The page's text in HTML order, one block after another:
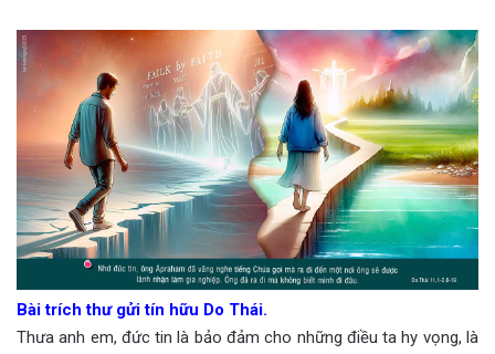
Bài trích thư gửi tín hữu Do Thái.
Thưa anh em, đức tin là bảo đảm cho những điều ta hy vọng, là